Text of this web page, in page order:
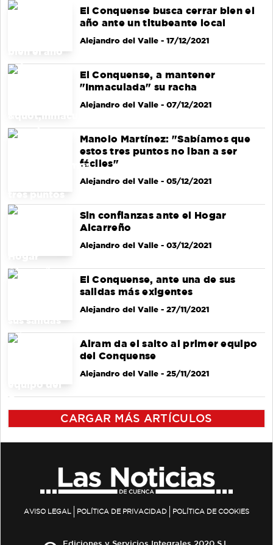
El Conquense busca cerrar bien el
año ante un titubeante local
Alejandro del Valle- 17/12/2021
El Conquense, a mantener
"Inmaculada" su racha
Alejandro del Valle- 07/12/2021
Manolo Martínez: "Sabíamos que
estos tres puntos no iban a ser
fáciles"
Alejandro del Valle- 05/12/2021
Sin confianzas ante el Hogar
Alcarreño
Alejandro del Valle- 03/12/2021
El Conquense, ante una de sus
salidas más exigentes
Alejandro del Valle- 27/11/2021
Airam da el salto al primer equipo
del Conquense
Alejandro del Valle- 25/11/2021
CARGAR MÁS ARTÍCULOS
AVISO LEGAL POLÍTICA DE PRIVACIDAD POLÍTICA DE COOKIES
Ediciones y Servicios Integrales 2020 S.L.